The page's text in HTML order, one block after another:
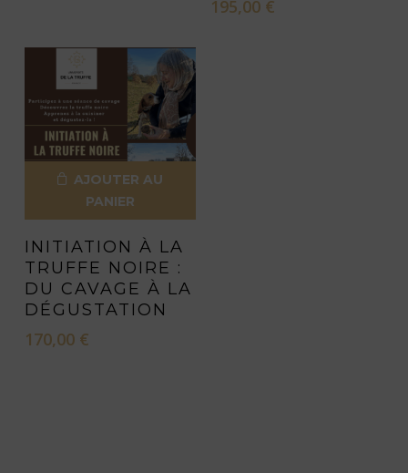
195,00 €
AJOUTER AU
PANIER
INITIATION À LA
TRUFFE NOIRE :
DU CAVAGE À LA
DÉGUSTATION
170,00 €